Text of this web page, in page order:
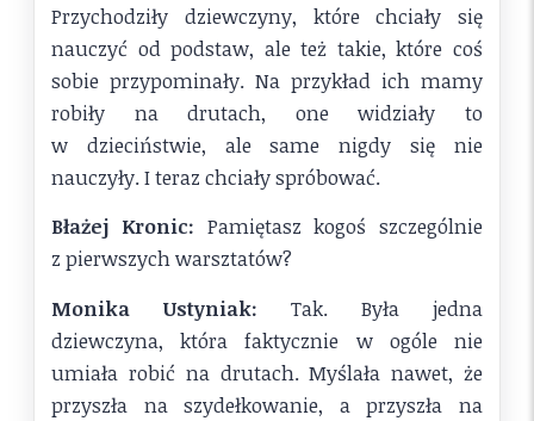
Przychodziły dziewczyny, które chciały się
nauczyć od podstaw, ale też takie, które coś
sobie przypominały. Na przykład ich mamy
robiły na drutach, one widziały to
w dzieciństwie, ale same nigdy się nie
nauczyły. I teraz chciały spróbować.
Błażej Kronic: Pamiętasz kogoś szczególnie
z pierwszych warsztatów?
Monika Ustyniak: Tak. Była jedna
dziewczyna, która faktycznie w ogóle nie
umiała robić na drutach. Myślała nawet, że
przyszła na szydełkowanie, a przyszła na